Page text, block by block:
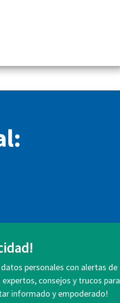
personales con alertas de
consejos y trucos para
informado y empoderado!